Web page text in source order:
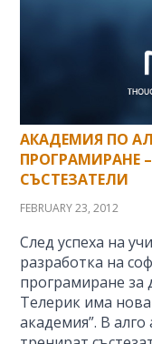
АКАДЕМИЯ ПО
ПРОГРАМИРАНЕ
СЪСТЕЗАТЕЛИ
FEBRUARY 23, 2012
След успеха на
разработка на
програмиране за
Телерик има
академия”. В